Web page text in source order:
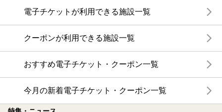
電子チケットが利用できる施設一覧
クーポンが利用できる施設一覧
おすすめ電子チケット・クーポン一覧
今月の新着電子チケット・クーポン一覧